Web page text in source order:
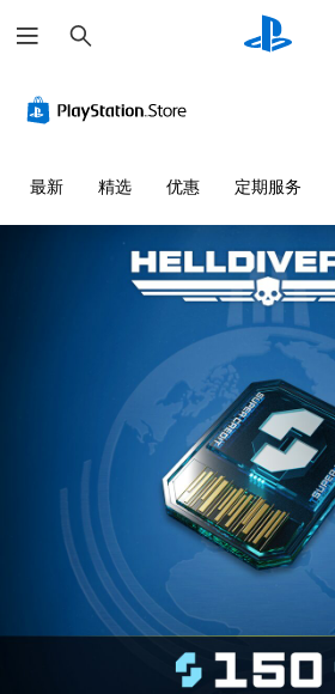
索
最新 精选 优惠 定期服务